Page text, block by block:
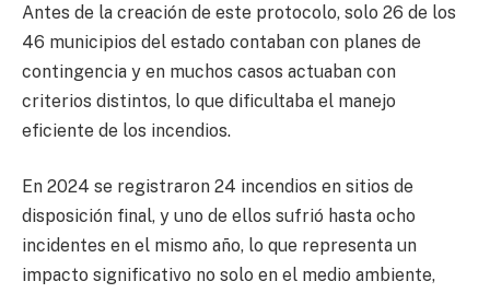
Antes de la creación de este protocolo, solo 26 de los
46 municipios del estado contaban con planes de
contingencia y en muchos casos actuaban con
criterios distintos, lo que dificultaba el manejo
eficiente de los incendios.
En 2024 se registraron 24 incendios en sitios de
disposición final, y uno de ellos sufrió hasta ocho
incidentes en el mismo año, lo que representa un
impacto significativo no solo en el medio ambiente,